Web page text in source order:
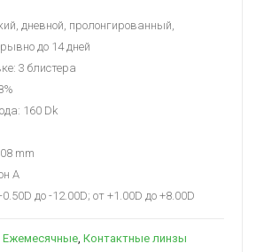
дневной, пролонгированный,
до 14 дней
3 блистера
160 Dk
mm
A
до -12.00D; от +1.00D до +8.00D
Ежемесячные, Контактные линзы